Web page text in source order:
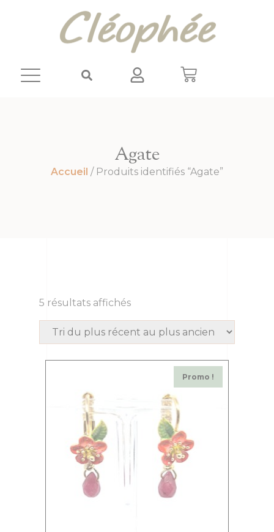
Agate
Accueil / Produits identifiés “Agate”
5 résultats affichés
Promo !